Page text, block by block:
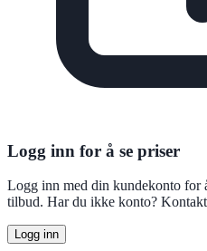
Logg inn for å se priser
Logg inn med din kundekonto for
tilbud. Har du ikke konto?
Logg inn